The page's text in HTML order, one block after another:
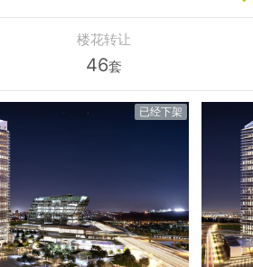
楼花转让
46套
已经下架